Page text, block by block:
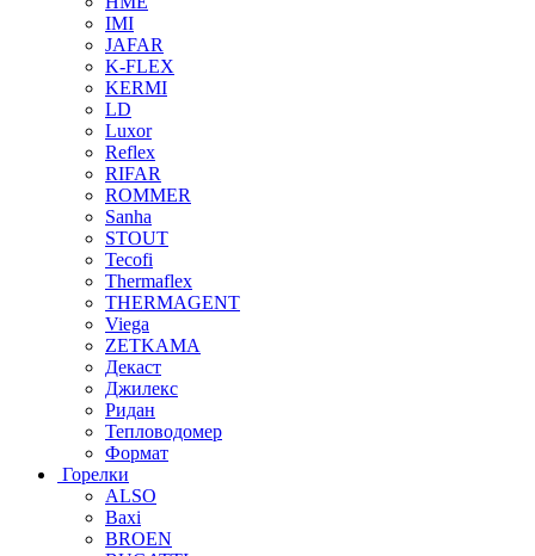
IMI
JAFAR
K-FLEX
KERMI
LD
Luxor
Reflex
RIFAR
ROMMER
Sanha
STOUT
Tecofi
Thermaflex
THERMAGENT
Viega
ZETKAMA
Декаст
Джилекс
Ридан
Тепловодомер
Формат
Горелки
ALSO
Baxi
BROEN